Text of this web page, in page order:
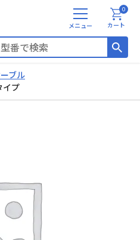
メ
ニ
カート
0
ブル
イプ